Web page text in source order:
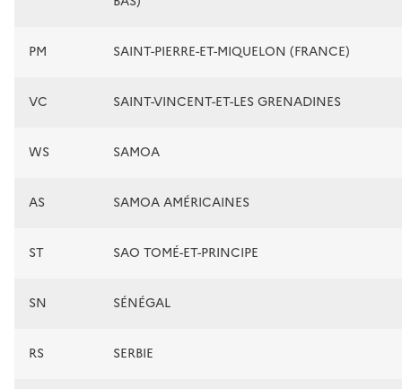
PM SAINT-PIERRE-ET-MIQUELON (FRANCE)
VC SAINT-VINCENT-ET-LES GRENADINES
WS SAMOA
AS SAMOA AMÉRICAINES
ST SAO TOMÉ-ET-PRINCIPE
SN SÉNÉGAL
RS SERBIE